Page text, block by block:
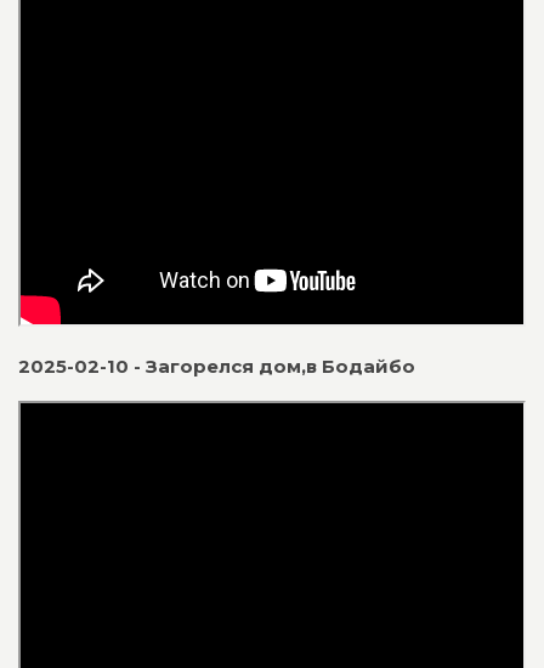
2025-02-10 - Загорелся дом,в Бодайбо